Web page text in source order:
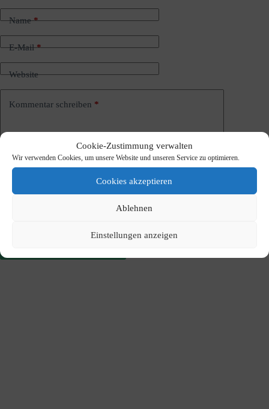
Cookie-Zustimmung verwalten
Wir verwenden Cookies, um unsere Website und unseren Service zu optimieren.
Cookies akzeptieren
Ablehnen
Einstellungen anzeigen
Name*
E-Mail*
Website
Kommentar schreiben *
Meinen Namen, meine E-Mail-Adresse und meine Website
r
n
a
v
e